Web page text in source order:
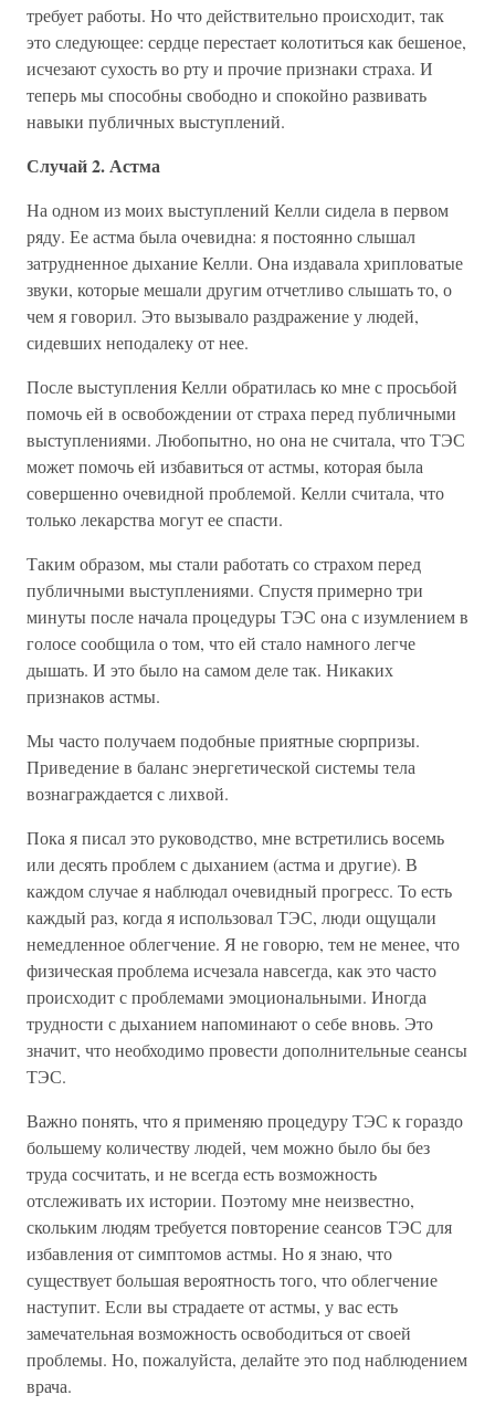
требует работы. Но что действительно происходит, так
это следующее: сердце перестает колотиться как бешеное,
исчезают сухость во рту и прочие признаки страха. И
теперь мы способны свободно и спокойно развивать
навыки публичных выступлений.
Случай 2. Астма
На одном из моих выступлений Келли сидела в первом
ряду. Ее астма была очевидна: я постоянно слышал
затрудненное дыхание Келли. Она издавала хрипловатые
звуки, которые мешали другим отчетливо слышать то, о
чем я говорил. Это вызывало раздражение у людей,
сидевших неподалеку от нее.
После выступления Келли обратилась ко мне с просьбой
помочь ей в освобождении от страха перед публичными
выступлениями. Любопытно, но она не считала, что ТЭС
может помочь ей избавиться от астмы, которая была
совершенно очевидной проблемой. Келли считала, что
только лекарства могут ее спасти.
Таким образом, мы стали работать со страхом перед
публичными выступлениями. Спустя примерно три
минуты после начала процедуры ТЭС она с изумлением в
голосе сообщила о том, что ей стало намного легче
дышать. И это было на самом деле так. Никаких
признаков астмы.
Мы часто получаем подобные приятные сюрпризы.
Приведение в баланс энергетической системы тела
вознаграждается с лихвой.
Пока я писал это руководство, мне встретились восемь
или десять проблем с дыханием (астма и другие). В
каждом случае я наблюдал очевидный прогресс. То есть
каждый раз, когда я использовал ТЭС, люди ощущали
немедленное облегчение. Я не говорю, тем не менее, что
физическая проблема исчезала навсегда, как это часто
происходит с проблемами эмоциональными. Иногда
трудности с дыханием напоминают о себе вновь. Это
значит, что необходимо провести дополнительные сеансы
ТЭС.
Важно понять, что я применяю процедуру ТЭС к гораздо
большему количеству людей, чем можно было бы без
труда сосчитать, и не всегда есть возможность
отслеживать их истории. Поэтому мне неизвестно,
скольким людям требуется повторение сеансов ТЭС для
избавления от симптомов астмы. Но я знаю, что
существует большая вероятность того, что облегчение
наступит. Если вы страдаете от астмы, у вас есть
замечательная возможность освободиться от своей
проблемы. Но, пожалуйста, делайте это под наблюдением
врача.